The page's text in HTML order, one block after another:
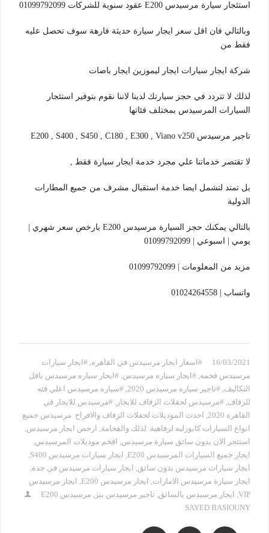
استئجار سيارة مرسيدس E200 عقود سنوية للشركات 01099792099
وبالتالي فان اقل سعر ايجار سيارة حديثة فارهة سوف تحصل عليه
فقط من
شركة ايجار سيارات ايجار ليموزين ايجار باصات
لذلك لا تتردد في حجز سيارتك لدينا لاننا نقوم بتوفير استئجار
السيارات المرسيدس بمختلف فئاتها
تاجير مرسيدس E200 , S400 , S450 , C180 , E300 , Viano v250
لا تقتصر خدماتنا علي مجرد خدمة ايجار سيارة فقط ,
بل تمتد لتشمل ايضا خدمة استقبال مشرف من جميع المطارات
الدولية
بالتالي يمكنك حجز السيارة مرسيدس E200 بارخص سعر شهري |
يومي | اسبوعي | 01099792099
مزيد من المعلومات | 01099792099
واتساب | 01024264558
16/03/2021 #اسعار ايجار مرسيدس في القاهره, #ايجار سيارات
مرسيدس فخمه, #ايجار سياره مرسيدس, #ايجار سياره مرسيدس باقل
التكاليف, #تاجير سياره مرسيدس 2020 , #سياره مرسيدس اعلي فئه
للزفاف, #مرسيدس لحفلات الزفاف للايجار , #مرسيدس للايجار في
القاهره 2020
, احدث الموديلات لحفلات الزفاف والافراح مرسيدس جميع
انواع السيارات كابورليه لرفاهية لذلك والفخامة, ارخص ايجار مرسيدس,
استئجر الان بدون سائق سيارة مرسيدس, افخم موديلات المرسيدس,
ايجار جميع السيارات المرسيدس E200
, ايجار سيارات مرسيدس S400
,
ايجار سيارات مرسيدس بدون سائق, ايجار سيارات مرسيدس في جدة,
ايجار سيارة مرسيدس الامارات, ايجار مرسيدس E200 , ايجار مرسيدس
VIP
, ايجار مرسيدس بالسائق, تاجير مرسيدس بنز , مرسيدس E200
SAYED BASIOUNY